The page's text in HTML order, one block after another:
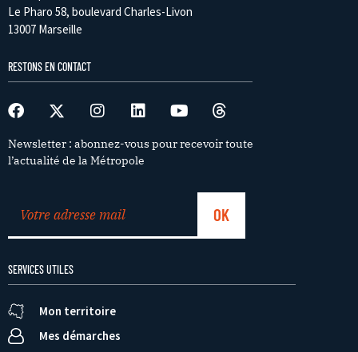
Le Pharo 58, boulevard Charles-Livon
13007 Marseille
RESTONS EN CONTACT
Newsletter : abonnez-vous pour recevoir toute
l’actualité de la Métropole
SERVICES UTILES
Mon territoire
Mes démarches